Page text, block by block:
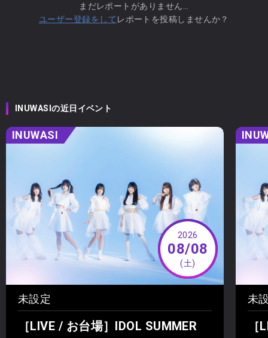
まだレポートがありません...
ユーザー登録をして レポートを投稿しませんか？
INUWASIの近日イベント
INUWASI
2026
08/08
(土)
未設定
［LIVE / お台場］IDOL SUMMER
未